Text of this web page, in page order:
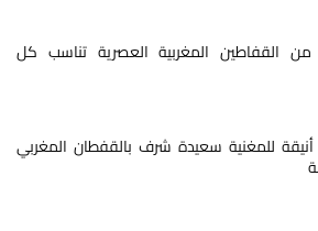
من القفاطين المغربية العصرية تناسب كل
أنيقة للمغنية سعيدة شرف بالقفطان المغربي